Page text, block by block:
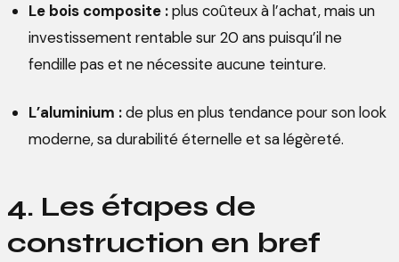
Le bois composite :plus coûteux à l’achat, mais un
investissement rentable sur 20 ans puisqu’il ne
fendille pas et ne nécessite aucune teinture.
L’aluminium :de plus en plus tendance pour son look
moderne, sa durabilité éternelle et sa légèreté.
4. Les étapes de
construction en bref